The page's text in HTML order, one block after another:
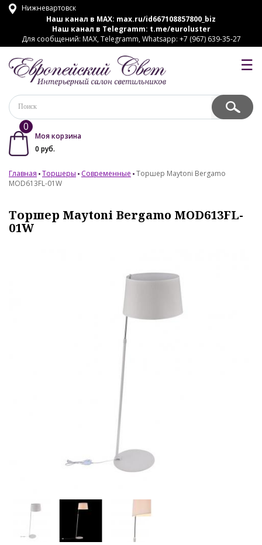
Нижневартовск
Наш канал в MAX: max.ru/id667108857800_biz
Наш канал в Telegramm: t.me/euroluster
Для сообщений: MAX, Telegramm, Whatsapp: +7 (967) 639-35-27
☰
0
Моя корзина
0 руб.
Главная Торшеры Современные Торшер Maytoni Bergamo
MOD613FL-01W
Торшер Maytoni Bergamo MOD613FL-
01W